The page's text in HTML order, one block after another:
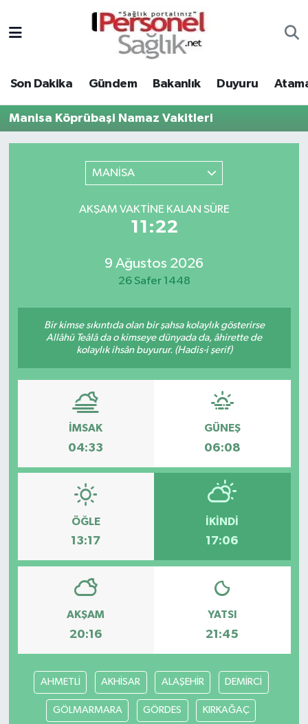
Son Dakika Gündem Bakanlık Duyuru
Manisa Köprübaşi Namaz Vakitleri
MANİSA
AKŞAM VAKTINE KALAN SÜRE
11:22
9 Ağustos 2026
26 Safer 1448
Bir kimse sıkıntıda olan bir şahsa kolaylık gösterirse
Allâhü Teâlâ da o kimseye dünyada da, âhirette de
kolaylık ihsân buyurur. (Hadis-i şerif)
İMSAK
04:33
GÜNEŞ
06:08
ÖĞLE
13:17
İKINDI
17:06
AKŞAM
20:16
YATSI
21:45
AHMETLİ AKHİSAR ALAŞEHİR DEMİRCİ
GÖLMARMARA GÖRDES KIRKAĞAÇ
Gündem
Bakanlık
Nöbetçi Eczaneler
Hava Durumu
Trafik Durumu
Son Dakika Haberleri